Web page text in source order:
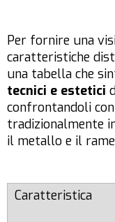
Per fornire una
caratteristiche
una tabella che
tecnici e estetici
confrontandoli
tradizionalmente
il metallo e il